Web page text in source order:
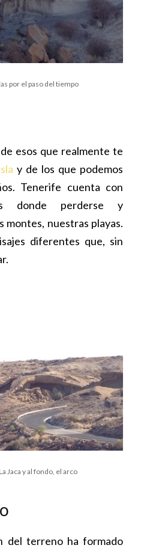
por el paso del tiempo
esos que realmente te
y de los que podemos
Tenerife cuenta con
donde perderse y
nuestras playas.
diferentes que, sin
Jaca y al fondo, el arco
del terreno ha formado